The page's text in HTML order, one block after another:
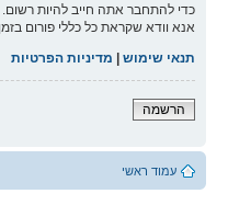
כדי להתחבר אתה חייב להיות
אנא וודא שקראת כל כללי פורום
תנאי שימוש | מדיניות הפרטיות
הרשמה
עמוד ראשי